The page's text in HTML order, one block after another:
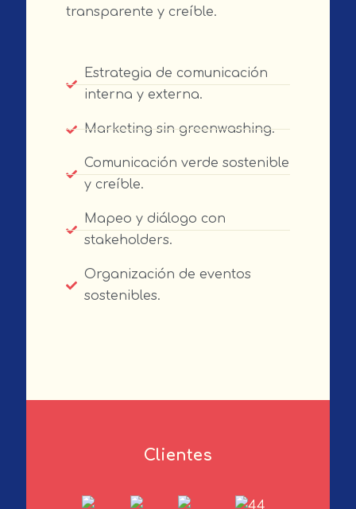
transparente y creíble.
Estrategia de comunicación
interna y externa.
Marketing sin greenwashing.
Comunicación verde sostenible
y creíble.
Mapeo y diálogo con
stakeholders.
Organización de eventos
sostenibles.
Clientes